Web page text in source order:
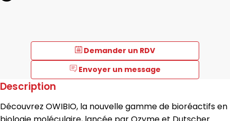
Demander un RDV
Envoyer un message
Description
Découvrez OWIBIO, la nouvelle gamme de bioréactifs en